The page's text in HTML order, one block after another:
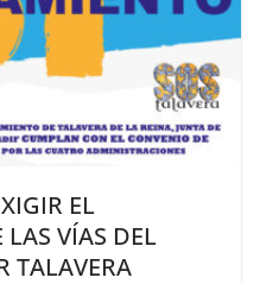
EL
VÍAS DEL
TALAVERA